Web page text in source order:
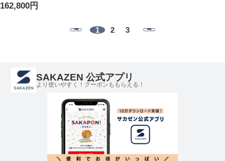
ンジャケット JACKZ
162,800円
1 2 3
SAKAZEN 公式アプリ
より使いやすく！クーポンももらえる！